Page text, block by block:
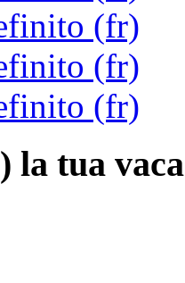
(fr)
(fr)
(fr)
la tua